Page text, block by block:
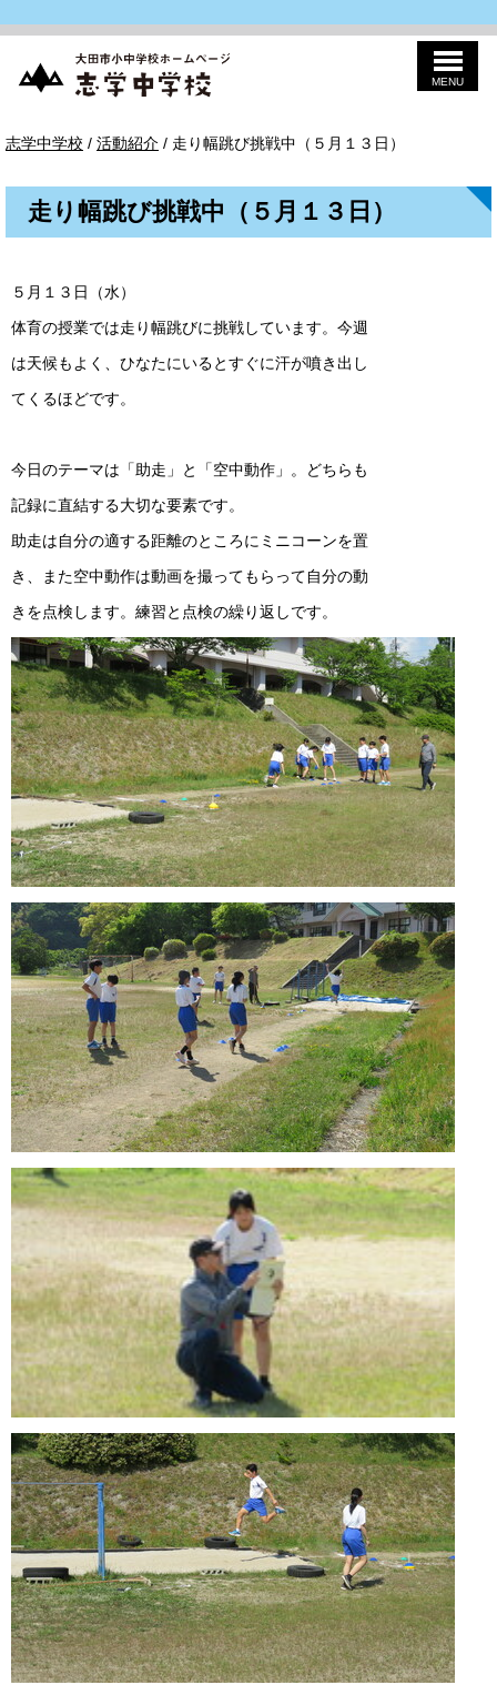
学
学
MENU
現
の
置：
志学中学校 / 活動紹介 / 走り幅跳び挑戦中（５月１３日）
走り幅跳び挑戦中（５月１３日）
５月１３日（水）
体育の授業では走り幅跳びに挑戦しています。今週
は天候もよく、ひなたにいるとすぐに汗が噴き出し
てくるほどです。
今日のテーマは「助走」と「空中動作」。どちらも
記録に直結する大切な要素です。
助走は自分の適する距離のところにミニコーンを置
き、また空中動作は動画を撮ってもらって自分の動
きを点検します。練習と点検の繰り返しです。